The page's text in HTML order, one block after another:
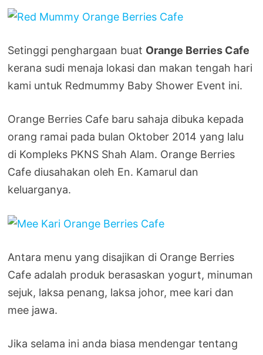
Setinggi penghargaan buat Orange Berries Cafe
kerana sudi menaja lokasi dan makan tengah hari
kami untuk Redmummy Baby Shower Event ini.
Orange Berries Cafe baru sahaja dibuka kepada
orang ramai pada bulan Oktober 2014 yang lalu
di Kompleks PKNS Shah Alam. Orange Berries
Cafe diusahakan oleh En. Kamarul dan
keluarganya.
Antara menu yang disajikan di Orange Berries
Cafe adalah produk berasaskan yogurt, minuman
sejuk, laksa penang, laksa johor, mee kari dan
mee jawa.
Jika selama ini anda biasa mendengar tentang